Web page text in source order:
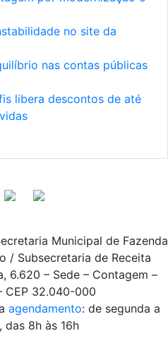
no site da
nas contas públicas
libera descontos de até
Municipal de Fazenda
/ Subsecretaria de Receita
6.620 – Sede – Contagem –
CEP 32.040-000
agendamento: de segunda a
das 8h às 16h